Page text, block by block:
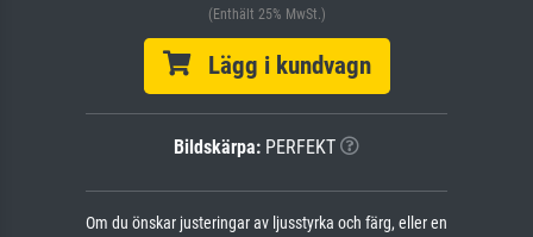
(Enthält 25% MwSt.)
Lägg i kundvagn
Bildskärpa: PERFEKT
Om du önskar justeringar av ljusstyrka och färg, eller en